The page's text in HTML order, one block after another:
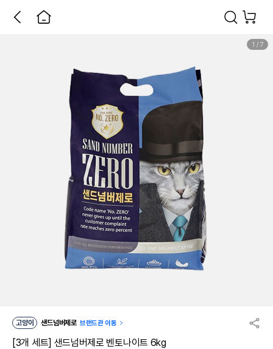
1 / 7
고양이 샌드넘버제로 브랜드관 이동
[3개 세트] 샌드넘버제로 벤토나이트 6kg